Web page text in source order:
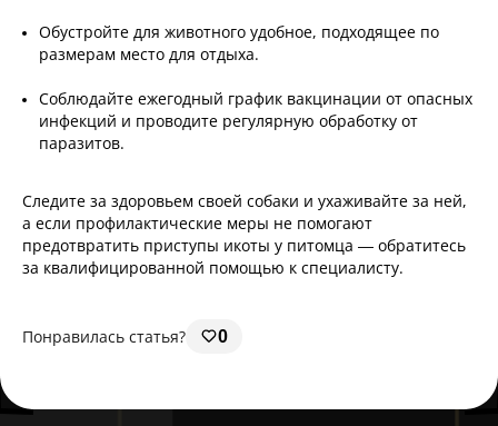
Обустройте для животного удобное, подходящее по
размерам место для отдыха.
Соблюдайте ежегодный график вакцинации от опасных
инфекций и проводите регулярную обработку от
паразитов.
Следите за здоровьем своей собаки и ухаживайте за ней,
а если профилактические меры не помогают
предотвратить приступы икоты у питомца — обратитесь
за квалифицированной помощью к специалисту.
Понравилась статья? 0